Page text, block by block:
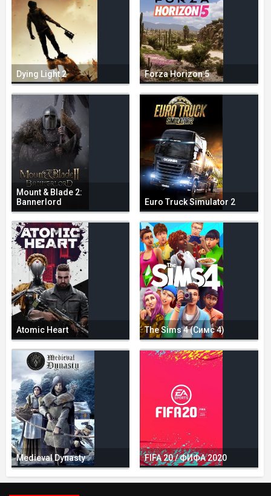
Dying Light 2 Forza Horizon 5
Mount & Blade 2:
Bannerlord
Euro Truck Simulator 2
Atomic Heart The Sims 4 (Симс 4)
Medieval Dynasty FIFA 20 / ФИФА 2020